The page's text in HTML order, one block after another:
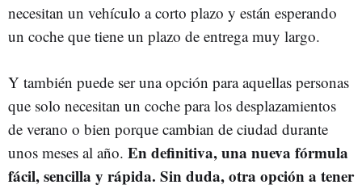
necesitan un vehículo a corto plazo y están esperando
un coche que tiene un plazo de entrega muy largo.
Y también puede ser una opción para aquellas personas
que solo necesitan un coche para los desplazamientos
de verano o bien porque cambian de ciudad durante
unos meses al año. En definitiva, una nueva fórmula
fácil, sencilla y rápida. Sin duda, otra opción a tener